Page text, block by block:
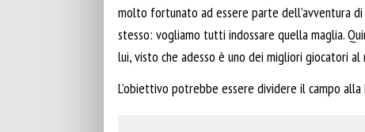
molto fortunato ad essere parte dell’avventura
stesso: vogliamo tutti indossare quella maglia.
lui, visto che adesso è uno dei migliori giocatori al
L’obiettivo potrebbe essere dividere il campo alla